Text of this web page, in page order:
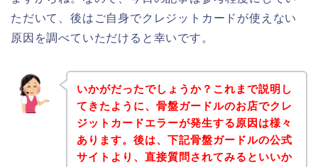
ただいて、後はご自身でクレジットカードが使えない
原因を調べていただけると幸いです。
いかがだったでしょうか？これまで説明し
てきたように、骨盤ガードルのお店でクレ
ジットカードエラーが発生する原因は様々
あります。後は、下記骨盤ガードルの公式
サイトより、直接質問されてみるといいか